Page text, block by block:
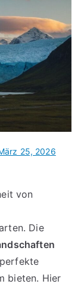
25, 2026
von
Die
bieten. Hier